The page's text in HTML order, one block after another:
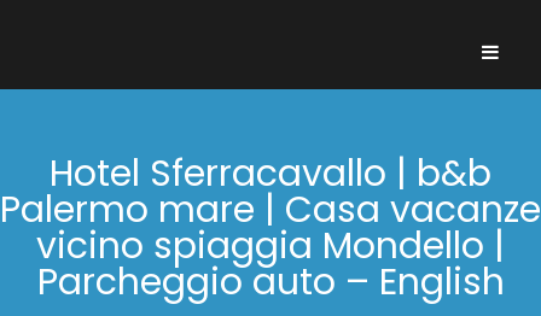
Hotel Sferracavallo | b&b
Palermo mare | Casa vacanze
vicino spiaggia Mondello |
Parcheggio auto – English